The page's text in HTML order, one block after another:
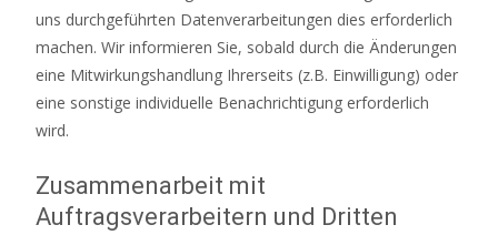
uns durchgeführten Datenverarbeitungen dies erforderlich
machen. Wir informieren Sie, sobald durch die Änderungen
eine Mitwirkungshandlung Ihrerseits (z.B. Einwilligung) oder
eine sonstige individuelle Benachrichtigung erforderlich
wird.
Zusammenarbeit mit
Auftragsverarbeitern und Dritten